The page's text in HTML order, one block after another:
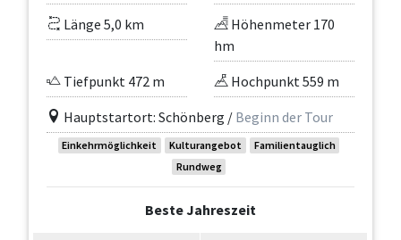
Länge 5,0 km
Höhenmeter 170
hm
Tiefpunkt 472 m
Hochpunkt 559 m
Hauptstartort: Schönberg / Beginn der Tour
Einkehrmöglichkeit Kulturangebot
Familientauglich
Rundweg
Beste Jahreszeit